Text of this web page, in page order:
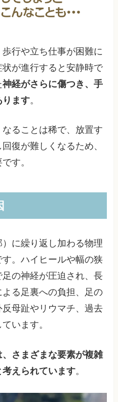
行や立ち仕事が困難に
が進行すると安静時で
神経がさらに傷つき、手
ります。
ることは稀で、放置す
復が難しくなるため、
す。
に繰り返し加わる物理
。ハイヒールや幅の狭
の神経が圧迫され、長
る足裏への負担、足の
母趾やリウマチ、過去
います。
さまざまな要素が複雑
えられています。